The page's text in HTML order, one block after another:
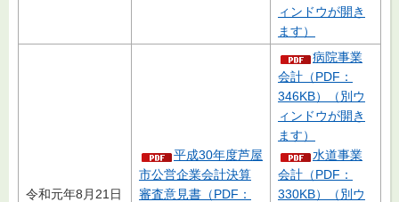
ィンドウが開き
ます）
令和元年8月21日
平成30年度芦屋
市公営企業会計決算
審査意見書（PDF：
病院事業
会計（PDF：
346KB）（別ウ
ィンドウが開き
ます）
水道事業
会計（PDF：
330KB）（別ウ